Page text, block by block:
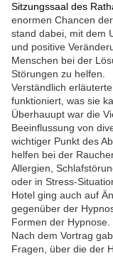
Sitzungssaal des
enormen Chancen
stand dabei, mit dem
und positive
Menschen bei der
Störungen zu helfen.
Verständlich
funktioniert, was sie
Überhauupt war die
Beeinflussung von
wichtiger Punkt des
helfen bei der
Allergien,
oder in Stress-
Hotel ging auch auf
gegenüber der
Formen der Hypnose.
Nach dem Vortrag
Fragen, über die der